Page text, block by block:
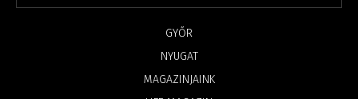
GYŐR
NYUGAT
MAGAZINJAINK